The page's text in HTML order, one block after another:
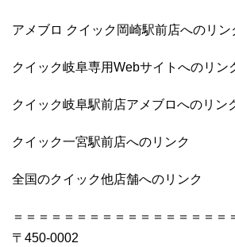
アメブロ クイック岡崎駅前店へのリン
クイック岐阜専用Webサイトへのリン
クイック岐阜駅前店アメブロへのリン
クイック一宮駅前店へのリンク
全国のクイック他店舗へのリンク
＝＝＝＝＝＝＝＝＝＝＝＝＝＝＝＝＝
〒450-0002